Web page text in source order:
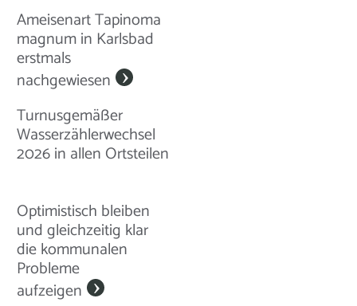
Ameisenart Tapinoma
magnum in Karlsbad
erstmals
nachgewiesen
Turnusgemäßer
Wasserzählerwechsel
2026 in allen Ortsteilen
Optimistisch bleiben
und gleichzeitig klar
die kommunalen
Probleme
aufzeigen